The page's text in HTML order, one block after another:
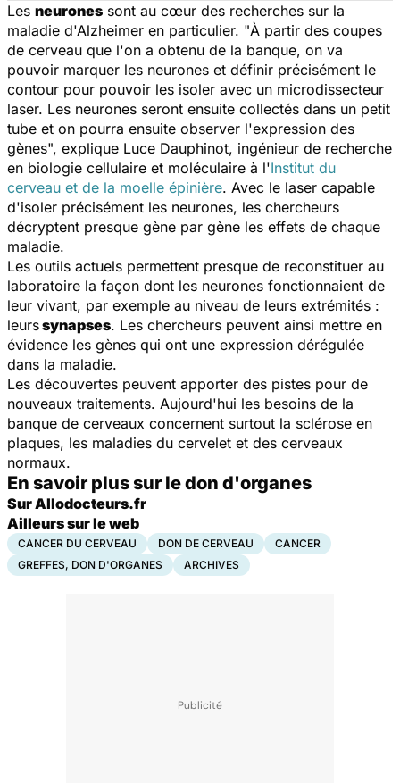
Les neurones sont au cœur des recherches sur la
maladie d'Alzheimer en particulier. "À partir des coupes
de cerveau que l'on a obtenu de la banque, on va
pouvoir marquer les neurones et définir précisément le
contour pour pouvoir les isoler avec un microdissecteur
laser. Les neurones seront ensuite collectés dans un petit
tube et on pourra ensuite observer l'expression des
gènes", explique Luce Dauphinot, ingénieur de recherche
en biologie cellulaire et moléculaire à l'Institut du
cerveau et de la moelle épinière. Avec le laser capable
d'isoler précisément les neurones, les chercheurs
décryptent presque gène par gène les effets de chaque
maladie.
Les outils actuels permettent presque de reconstituer au
laboratoire la façon dont les neurones fonctionnaient de
leur vivant, par exemple au niveau de leurs extrémités :
leurssynapses. Les chercheurs peuvent ainsi mettre en
évidence les gènes qui ont une expression dérégulée
dans la maladie.
Les découvertes peuvent apporter des pistes pour de
nouveaux traitements. Aujourd'hui les besoins de la
banque de cerveaux concernent surtout la sclérose en
plaques, les maladies du cervelet et des cerveaux
normaux.
En savoir plus sur le don d'organes
Sur Allodocteurs.fr
Ailleurs sur le web
CANCER DU CERVEAU DON DE CERVEAU
CANCER
GREFFES, DON D'ORGANES
ARCHIVES